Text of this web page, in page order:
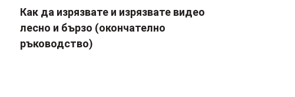
Как да изрязвате и изрязвате видео
лесно и бързо (окончателно
ръководство)